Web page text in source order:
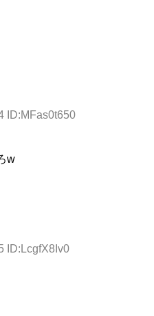
ID:MFas0t650
w
ID:LcgfX8Iv0